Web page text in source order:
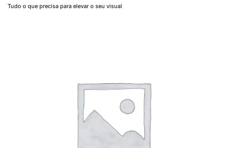
Tudo o que precisa para elevar o seu visual